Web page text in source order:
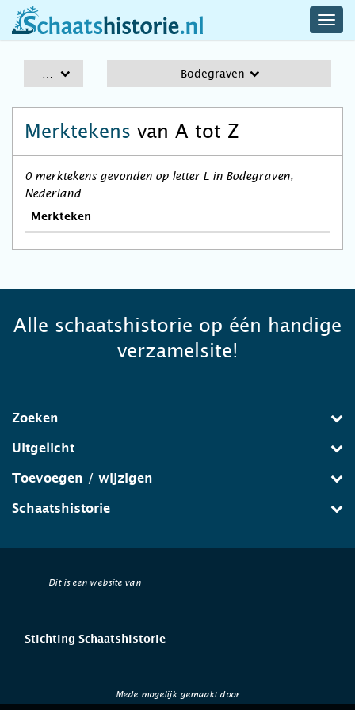
schaatshistorie.nl
Bodegraven
Merktekens van A tot Z
0 merktekens gevonden op letter L in Bodegraven,
Nederland
Merkteken
Alle schaatshistorie op één handige
verzamelsite!
Zoeken
Uitgelicht
Toevoegen / wijzigen
Schaatshistorie
Dit is een website van
Stichting Schaatshistorie
Mede mogelijk gemaakt door